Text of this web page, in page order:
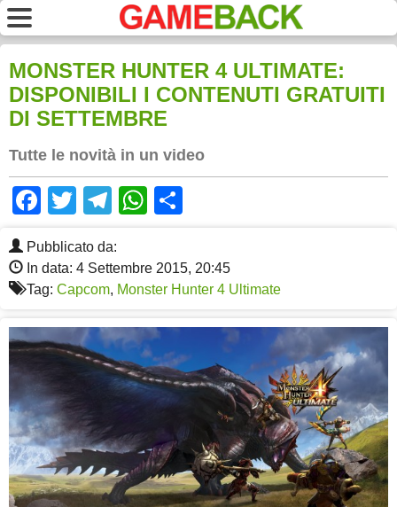
MONSTER HUNTER 4 ULTIMATE:
DISPONIBILI I CONTENUTI GRATUITI
DI SETTEMBRE
Tutte le novità in un video
Facebook
TwitterTelegram
WhatsApp
Pubblicato da:
In data: 4 Settembre 2015, 20:45
Tag: Capcom, Monster Hunter 4 Ultimate